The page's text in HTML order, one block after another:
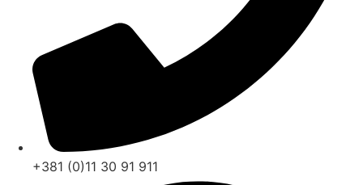
+381 (0)11 30 91 911